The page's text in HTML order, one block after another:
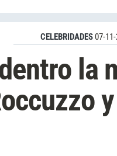
CELEBRIDADES07-
la